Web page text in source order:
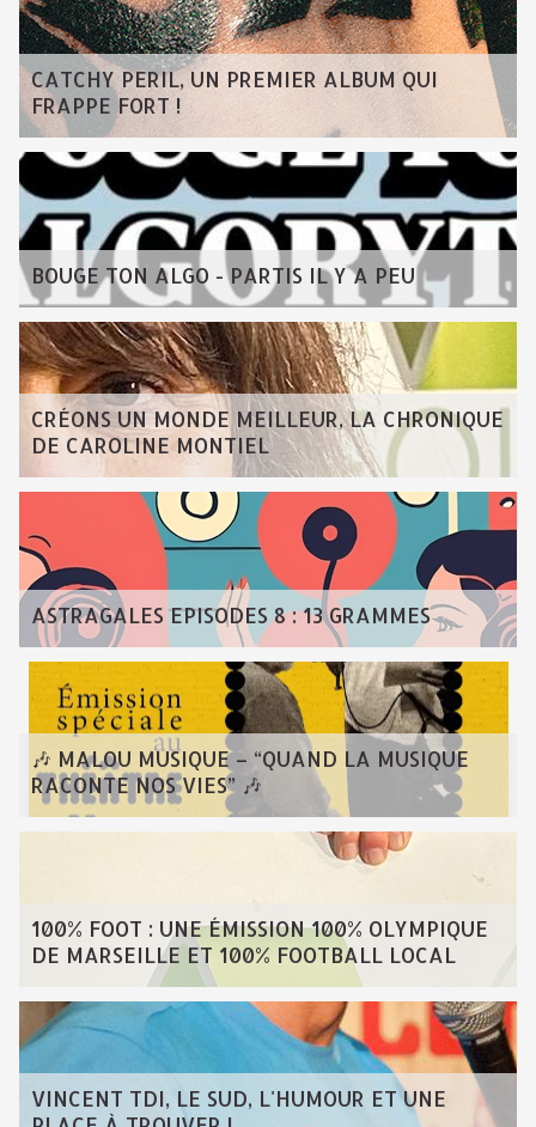
CATCHY PERIL, UN PREMIER ALBUM QUI
FRAPPE FORT !
BOUGE TON ALGO - PARTIS IL Y A PEU
CRÉONS UN MONDE MEILLEUR, LA CHRONIQUE
DE CAROLINE MONTIEL
ASTRAGALES EPISODES 8 : 13 GRAMMES
🎶 MALOU MUSIQUE – “QUAND LA MUSIQUE
RACONTE NOS VIES” 🎶
100% FOOT : UNE ÉMISSION 100% OLYMPIQUE
DE MARSEILLE ET 100% FOOTBALL LOCAL
VINCENT TDI, LE SUD, L'HUMOUR ET UNE